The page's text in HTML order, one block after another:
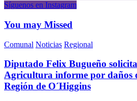
Síguenos en Instagram
You may Missed
Comunal Noticias Regional
Diputado Felix Bugueño
Agricultura informe por daños
Región de O´Higgins